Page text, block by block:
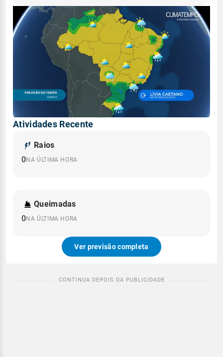
Atividades Recente
Raios
0NA ÚLTIMA HORA
Queimadas
0NA ÚLTIMA HORA
Ver previsão completa